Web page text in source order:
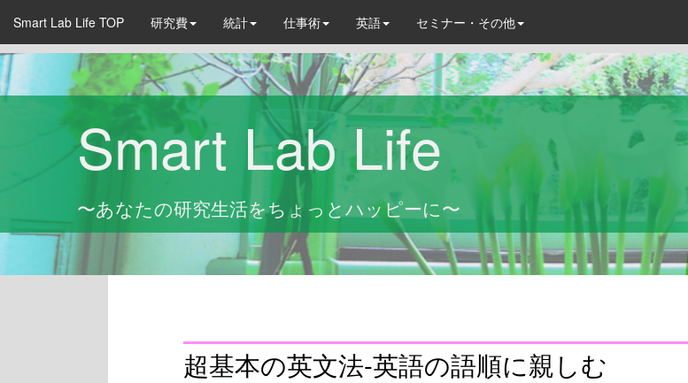
Smart Lab Life TOP 研究費 統計 仕事術 英語 セミナー・その他
Smart Lab Life
〜あなたの研究生活をちょっとハッピーに〜
超基本の英文法-英語の語順に親しむ